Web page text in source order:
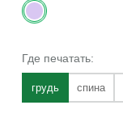
Где печатать:
грудь спина